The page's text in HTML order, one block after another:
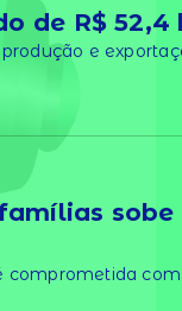
de R$
e
sobe
comprometida